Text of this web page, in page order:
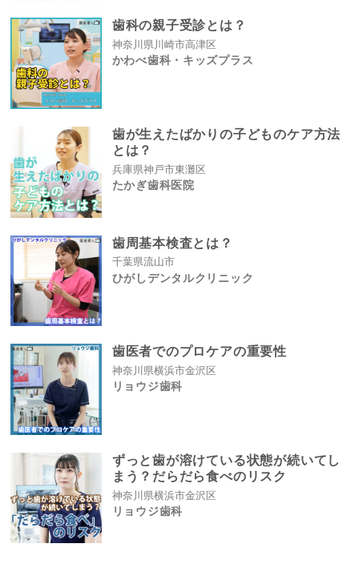
歯科の親子受診とは？
神奈川県川崎市高津区
かわべ歯科・キッズプラス
歯が生えたばかりの子どものケア方法
とは？
兵庫県神戸市東灘区
たかぎ歯科医院
歯周基本検査とは？
千葉県流山市
ひがしデンタルクリニック
歯医者でのプロケアの重要性
神奈川県横浜市金沢区
リョウジ歯科
ずっと歯が溶けている状態が続いてし
まう？だらだら食べのリスク
神奈川県横浜市金沢区
リョウジ歯科